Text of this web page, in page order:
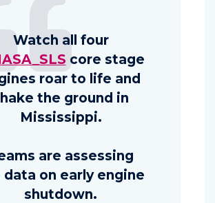
Watch all four
core stage
roar to life and
the ground in
Mississippi.
are assessing
data on early engine
shutdown.